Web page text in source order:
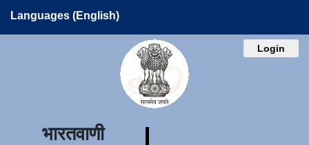
Languages (English)
Login
भारतवाणी